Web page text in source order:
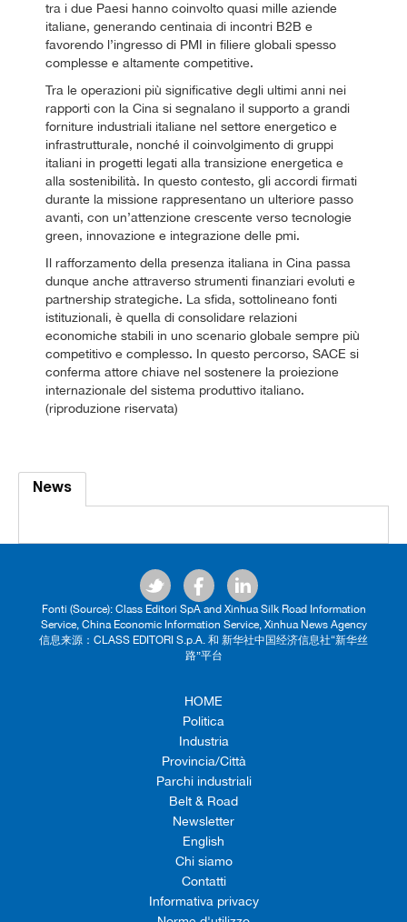
tra i due Paesi hanno coinvolto quasi mille aziende
italiane, generando centinaia di incontri B2B e
favorendo l’ingresso di PMI in filiere globali spesso
complesse e altamente competitive.
Tra le operazioni più significative degli ultimi anni nei
rapporti con la Cina si segnalano il supporto a grandi
forniture industriali italiane nel settore energetico e
infrastrutturale, nonché il coinvolgimento di gruppi
italiani in progetti legati alla transizione energetica e
alla sostenibilità. In questo contesto, gli accordi firmati
durante la missione rappresentano un ulteriore passo
avanti, con un’attenzione crescente verso tecnologie
green, innovazione e integrazione delle pmi.
Il rafforzamento della presenza italiana in Cina passa
dunque anche attraverso strumenti finanziari evoluti e
partnership strategiche. La sfida, sottolineano fonti
istituzionali, è quella di consolidare relazioni
economiche stabili in uno scenario globale sempre più
competitivo e complesso. In questo percorso, SACE si
conferma attore chiave nel sostenere la proiezione
internazionale del sistema produttivo italiano.
(riproduzione riservata)
News
Fonti (Source): Class Editori SpA and Xinhua Silk Road Information
Service, China Economic Information Service, Xinhua News Agency
信息来源：CLASS EDITORI S.p.A. 和 新华社中国经济信息社“新华丝
路”平台
HOME
Politica
Industria
Provincia/Città
Parchi industriali
Belt & Road
Newsletter
English
Chi siamo
Contatti
Informativa privacy